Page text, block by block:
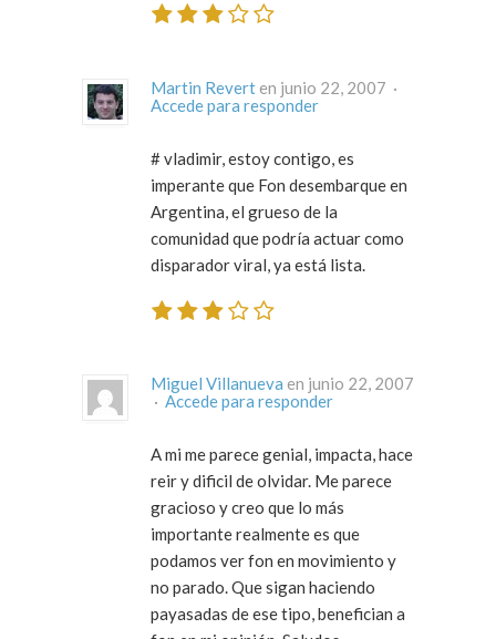
Martin Revert
en junio 22, 2007 ·
Accede para responder
# vladimir, estoy contigo, es
imperante que Fon desembarque en
Argentina, el grueso de la
comunidad que podría actuar como
disparador viral, ya está lista.
Miguel Villanueva en junio 22, 2007
· Accede para responder
A mi me parece genial, impacta, hace
reir y dificil de olvidar. Me parece
gracioso y creo que lo más
importante realmente es que
podamos ver fon en movimiento y
no parado. Que sigan haciendo
payasadas de ese tipo, benefician a